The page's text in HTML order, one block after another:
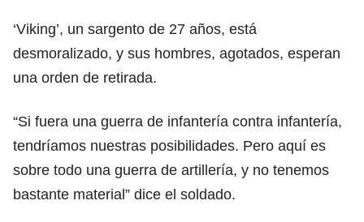
‘Viking’, un sargento de 27 años, está
desmoralizado, y sus hombres, agotados, esperan
una orden de retirada.
“Si fuera una guerra de infantería contra infantería,
tendríamos nuestras posibilidades. Pero aquí es
sobre todo una guerra de artillería, y no tenemos
bastante material” dice el soldado.